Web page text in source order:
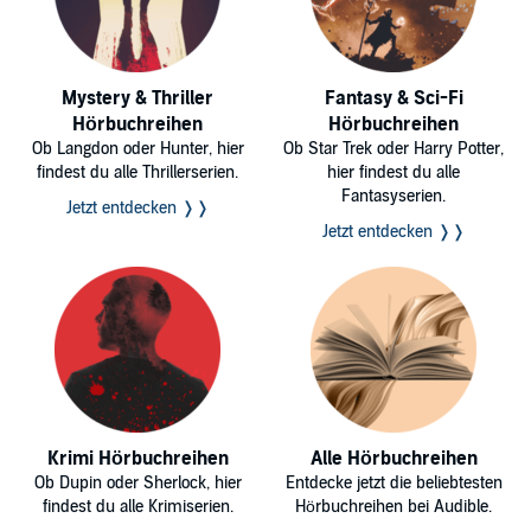
Mystery & Thriller
Hörbuchreihen
Ob Langdon oder Hunter, hier
findest du alle Thrillerserien.
Jetzt entdecken ❭❭
Fantasy & Sci-Fi
Hörbuchreihen
Ob Star Trek oder Harry Potter,
hier findest du alle
Fantasyserien.
Jetzt entdecken ❭❭
Krimi Hörbuchreihen
Ob Dupin oder Sherlock, hier
findest du alle Krimiserien.
Alle Hörbuchreihen
Entdecke jetzt die beliebtesten
Hörbuchreihen bei Audible.